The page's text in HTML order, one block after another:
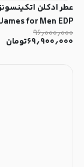
James for Men EDP
۹۶٫۰۰۰٫۰۰۰
۶۹٫۹۰۰٫۰۰۰تومان